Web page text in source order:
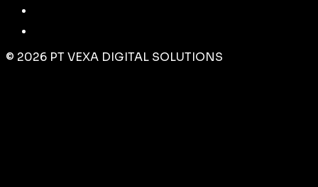
© 2026 PT VEXA DIGITAL SOLUTIONS